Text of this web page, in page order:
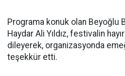
Programa konuk olan Beyoğlu
Haydar Ali Yıldız, festivalin
dileyerek, organizasyonda
teşekkür etti.